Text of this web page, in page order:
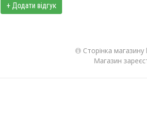
+ Додати відгук
Сторінка
Магазин